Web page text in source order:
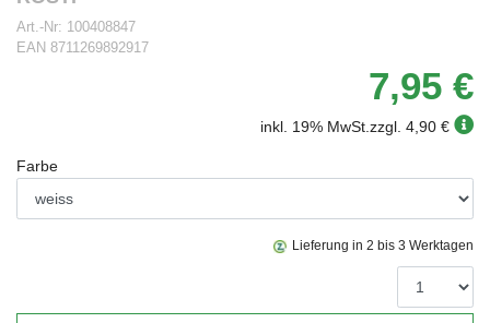
Art.-Nr: 100408847
EAN 8711269892917
7,95 €
inkl. 19% MwSt.zzgl. 4,90 €
Farbe
Lieferung in 2 bis 3 Werktagen